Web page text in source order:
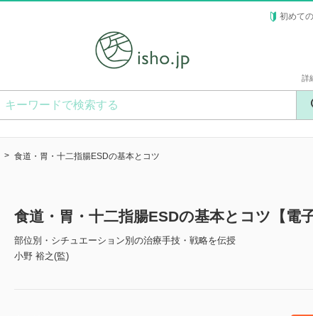
初めて
詳
食道・胃・十二指腸ESDの基本とコツ
食道・胃・十二指腸ESDの基本とコツ【電子
部位別・シチュエーション別の治療手技・戦略を伝授
小野 裕之(監)